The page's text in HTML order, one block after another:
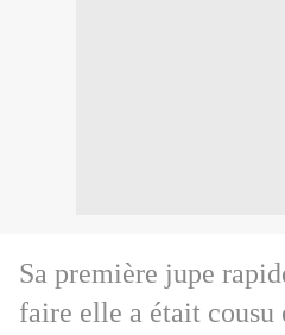
Sa première jupe
faire elle a était cousu